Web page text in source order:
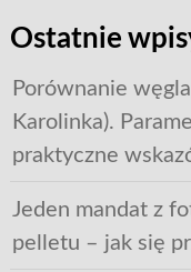
Ostatnie
Porównanie
Karolinka).
praktyczne
Jeden mandat z
pelletu – jak się